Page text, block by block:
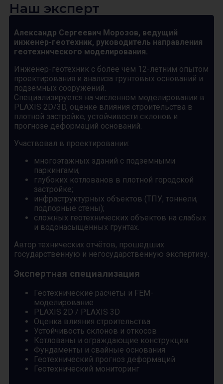
Наш эксперт
Александр Сергеевич Морозов, ведущий
инженер-геотехник, руководитель направления
геотехнического моделирования.
Инженер-геотехник с более чем 12-летним опытом
проектирования и анализа грунтовых оснований и
подземных сооружений.
Специализируется на численном моделировании в
PLAXIS 2D/3D, оценке влияния строительства в
плотной застройке, устойчивости склонов и
прогнозе деформаций оснований.
Участвовал в проектировании:
многоэтажных зданий с подземными
паркингами;
глубоких котлованов в плотной городской
застройке;
инфраструктурных объектов (ТПУ, тоннели,
подпорные стены);
сложных геотехнических объектов на слабых
и водонасыщенных грунтах.
Автор технических отчётов, прошедших
государственную и негосударственную экспертизу.
Экспертная специализация
Геотехнические расчёты и FEM-
моделирование
PLAXIS 2D / PLAXIS 3D
Оценка влияния строительства
Устойчивость склонов и откосов
Котлованы и ограждающие конструкции
Фундаменты и свайные основания
Геотехнический прогноз деформаций
Геотехнический мониторинг